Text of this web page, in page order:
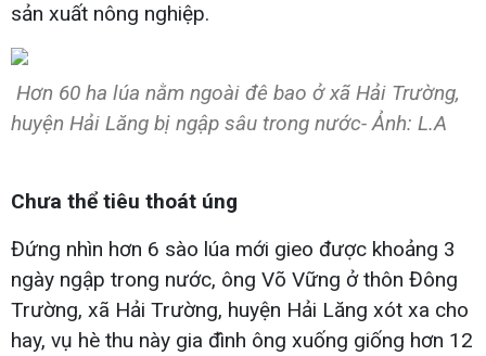
sản xuất nông nghiệp.
Hơn 60 ha lúa nằm ngoài đê bao ở xã Hải Trường,
huyện Hải Lăng bị ngập sâu trong nước- Ảnh: L.A
Chưa thể tiêu thoát úng
Đứng nhìn hơn 6 sào lúa mới gieo được khoảng 3
ngày ngập trong nước, ông Võ Vững ở thôn Đông
Trường, xã Hải Trường, huyện Hải Lăng xót xa cho
hay, vụ hè thu này gia đình ông xuống giống hơn 12